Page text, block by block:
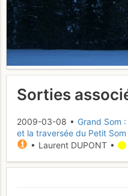
Sorties
2009-03-08 • Grand Som
et la traversée du Petit
• Laurent DUPONT •